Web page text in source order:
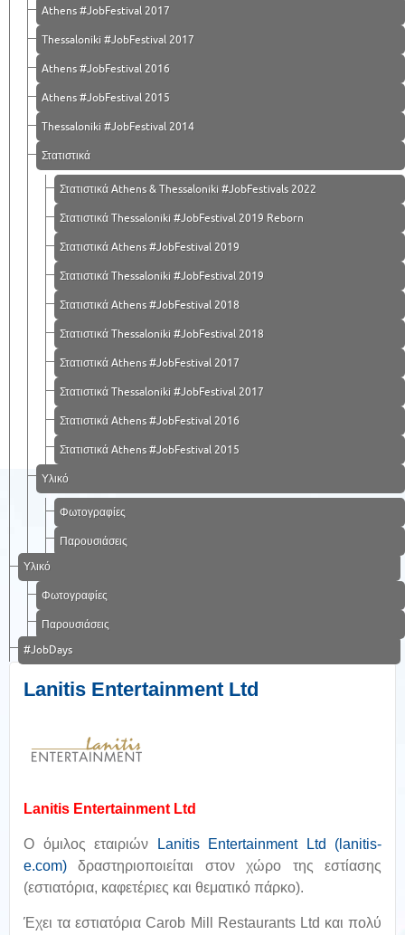
Athens #JobFestival 2017
Τhessaloniki #JobFestival 2017
Athens #JobFestival 2016
Athens #JobFestival 2015
Thessaloniki #JobFestival 2014
Στατιστικά
Στατιστικά Athens & Thessaloniki #JobFestivals 2022
Στατιστικά Thessaloniki #JobFestival 2019 Reborn
Στατιστικά Athens #JobFestival 2019
Στατιστικά Thessaloniki #JobFestival 2019
Στατιστικά Athens #JobFestival 2018
Στατιστικά Thessaloniki #JobFestival 2018
Στατιστικά Athens #JobFestival 2017
Στατιστικά Thessaloniki #JobFestival 2017
Στατιστικά Athens #JobFestival 2016
Στατιστικά Athens #JobFestival 2015
Υλικό
Φωτογραφίες
Παρουσιάσεις
Υλικό
Φωτογραφίες
Παρουσιάσεις
#JobDays
Lanitis Entertainment Ltd
Lanitis Entertainment Ltd
Ο όμιλος εταιριών
Lanitis Entertainment Ltd (lanitis-
e.com) δραστηριοποιείται στον χώρο της εστίασης
(εστιατόρια, καφετέριες και θεματικό πάρκο).
Έχει τα εστιατόρια Carob Mill Restaurants Ltd και πολύ